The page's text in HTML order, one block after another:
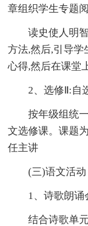
章组织学生专题阅
读史使人明
方法,然后,引导学
心得,然后在课堂
2、选修Ⅱ:自
按年级组统
文选修课。课题
任主讲
(三)语文活动
1、诗歌朗诵
结合诗歌单